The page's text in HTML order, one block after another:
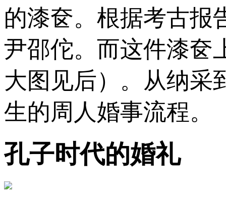
的漆奁。根据考古报
尹邵佗。而这件漆奁
大图见后）。从纳采
生的周人婚事流程。
孔子时代的婚礼